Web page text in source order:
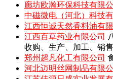
廊坊欧瀚环保科技有限公
中磁微电（河北）科技
江西恒诚天然香料油有限
江西百草药业有限公司
收购、生产、加工、销
郑州超凡化工有限公司
河北迈明丝网制品有限公